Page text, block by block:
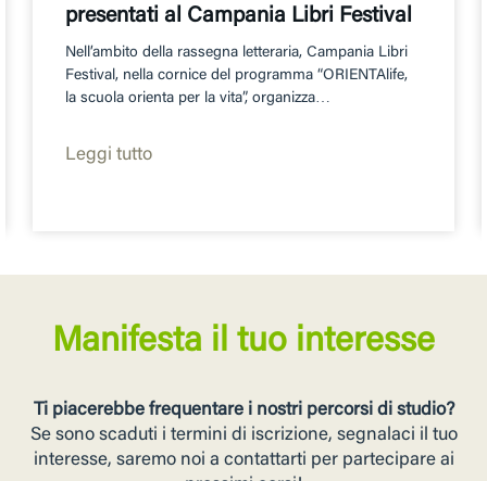
presentati al Campania Libri Festival
Nell’ambito della rassegna letteraria, Campania Libri
Festival, nella cornice del programma “ORIENTAlife,
la scuola orienta per la vita”, organizza…
Leggi tutto
Manifesta il tuo interesse
Ti piacerebbe frequentare i nostri percorsi di studio?
Se sono scaduti i termini di iscrizione, segnalaci il tuo
interesse, saremo noi a contattarti per partecipare ai